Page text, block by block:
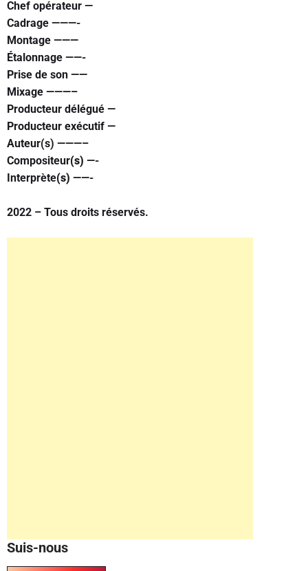
Chef opérateur —
Cadrage ———-
Montage ———
Étalonnage ——-
Prise de son ——
Mixage ———–
Producteur délégué —
Producteur exécutif —
Auteur(s) ———–
Compositeur(s) —-
Interprète(s) ——-
2022 – Tous droits réservés.
Suis-nous